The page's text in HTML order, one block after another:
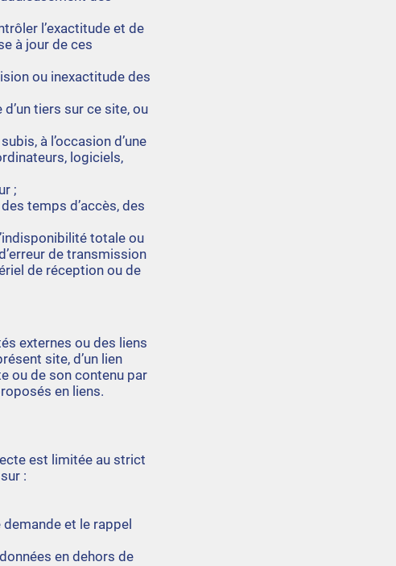
l’exactitude et de
à jour de ces
ou inexactitude des
tiers sur ce site, ou
à l’occasion d’une
logiciels,
;
temps d’accès, des
totale ou
de transmission
de réception ou de
externes ou des liens
site, d’un lien
ou de son contenu par
en liens.
est limitée au strict
:
et le rappel
en dehors de